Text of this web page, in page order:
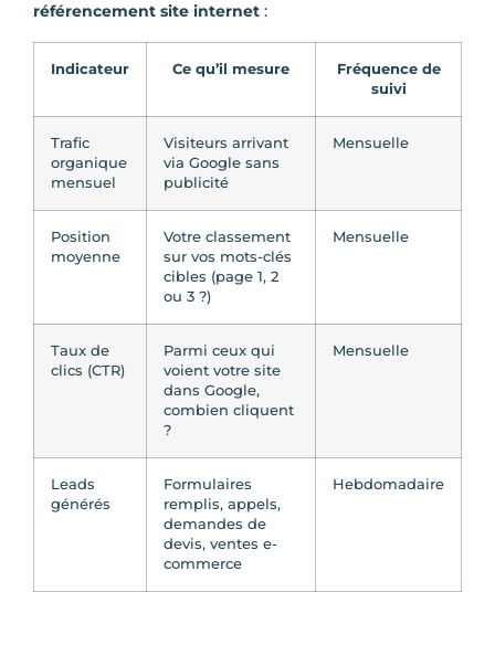
référencement site internet :
Indicateur Ce qu’il mesure
Fréquence de
suivi
Trafic
organique
mensuel
Visiteurs arrivant
via Google sans
publicité
Mensuelle
Position
moyenne
Votre classement
sur vos mots-clés
cibles (page 1, 2
ou 3 ?)
Mensuelle
Taux de
clics (CTR)
Parmi ceux qui
voient votre site
dans Google,
combien cliquent
?
Mensuelle
Leads
générés
Formulaires
remplis, appels,
demandes de
devis, ventes e-
commerce
Hebdomadaire